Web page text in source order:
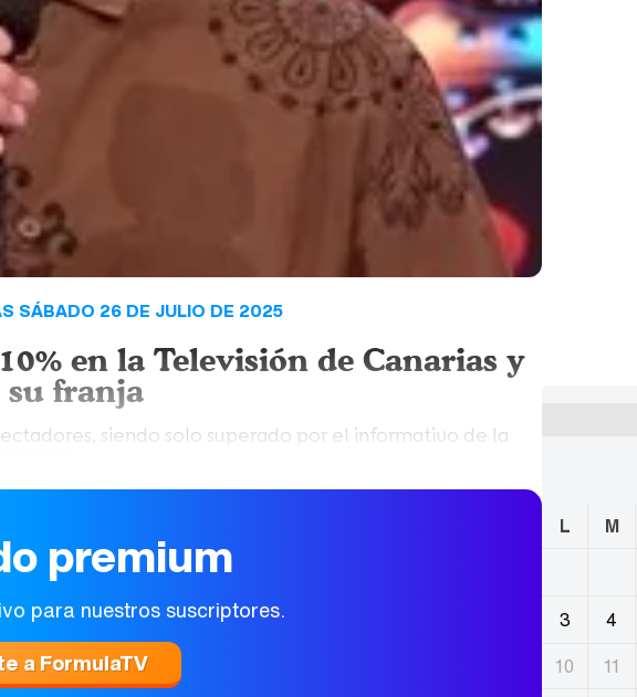
SÁBADO 26 DE JULIO DE 2025
en la Televisión de Canarias y
franja
siendo solo superado por el informativo de la
premium
para nuestros suscriptores.
a FormulaTV
L
M
3
4
10
11